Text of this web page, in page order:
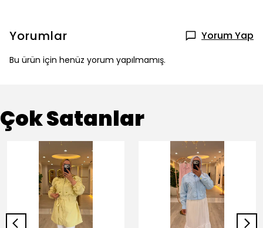
Yorumlar Yorum Yap
Bu ürün için henüz yorum yapılmamış.
Çok Satanlar